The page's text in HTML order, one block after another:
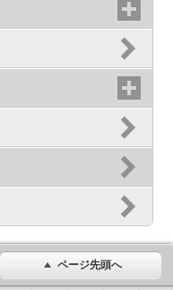
ページ先頭へ